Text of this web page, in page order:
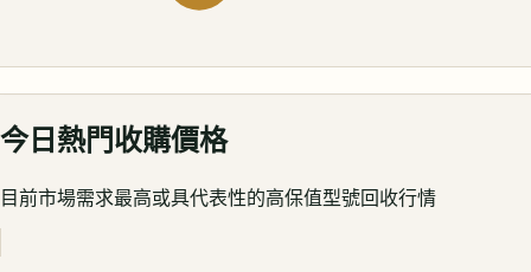
今日熱門收購價格
目前市場需求最高或具代表性的高保值型號回收行情